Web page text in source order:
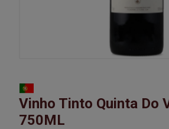
Vinho Tinto Quinta Do
750ML